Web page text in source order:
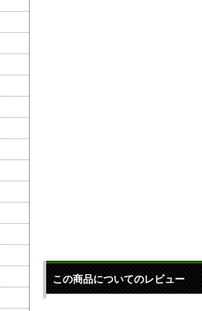
この商品についてのレビュー